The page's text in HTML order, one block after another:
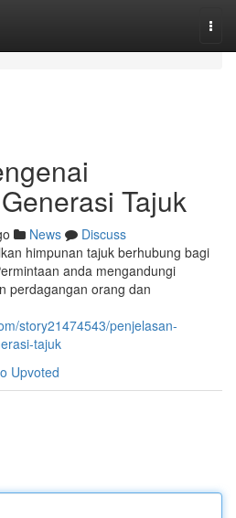
Tajuk
News
Discuss
himpunan tajuk berhubung bagi
anda mengandungi
perdagangan orang dan
story21474543/penjelasan-
tajuk
Upvoted